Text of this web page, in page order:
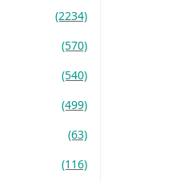
(2234)
(570)
(540)
(499)
(63)
(116)